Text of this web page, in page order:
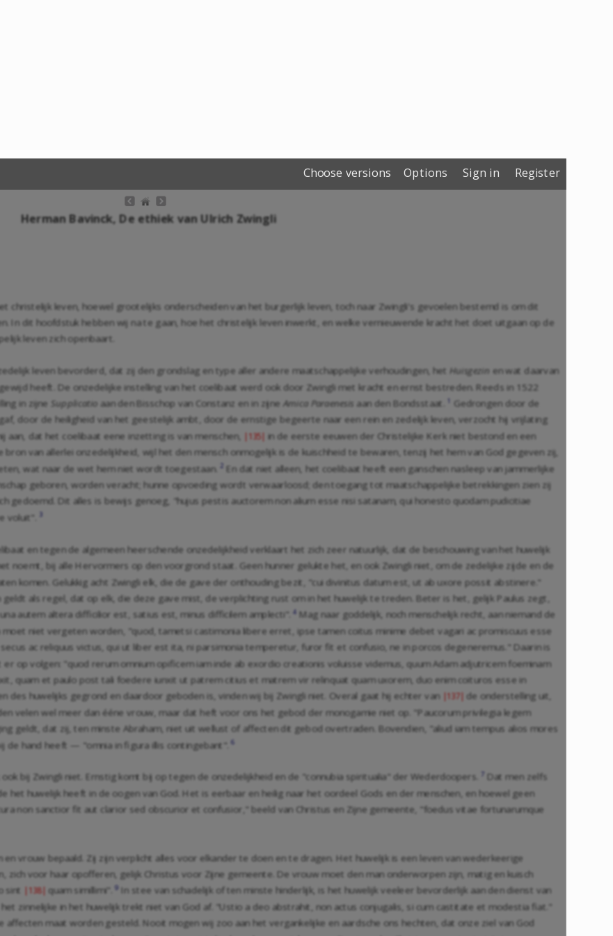
Choose versions Options Sign in Register
Herman Bavinck, De ethiek van Ulrich Zwingli
christelijk leven, hoewel grootelijks onderscheiden van het burgerlijk leven, toch naar Zwingli's gevoelen bestemd is om dit
In dit hoofdstuk hebben wij na te gaan, hoe het christelijk leven inwerkt, en welke vernieuwende kracht het doet uitgaan op de
leven zich openbaart.
leven bevorderd, dat zij den grondslag en type aller andere maatschappelijke verhoudingen, het Huisgezin en wat daarvan
heeft. De onzedelijke instelling van het coelibaat werd ook door Zwingli met kracht en ernst bestreden. Reeds in 1522
in zijne Supplicatio aan den Bisschop van Constanz en in zijne Amica Paraenesis aan den Bondsstaat. 1 Gedrongen door de
door de heiligheid van het geestelijk ambt, door de ernstige begeerte naar een rein en zedelijk leven, verzocht hij vrijlating
dat het coelibaat eene inzetting is van menschen,
|135| in de eerste eeuwen der Christelijke Kerk niet bestond en een
van allerlei onzedelijkheid, wijl het den mensch onmogelijk is de kuischheid te bewaren, tenzij het hem van God gegeven zij,
wat naar de wet hem niet wordt toegestaan.
En dat niet alleen, het coelibaat heeft een ganschen nasleep van jammerlijke
geboren, worden veracht; hunne opvoeding wordt verwaarloosd; den toegang tot maatschappelijke betrekkingen zien zij
gedoemd. Dit alles is bewijs genoeg, "hujus pestis auctorem non alium esse nisi satanam, qui honesto quodam pudicitiae
voluit".
en tegen de algemeen heerschende onzedelijkheid verklaart het zich zeer natuurlijk, dat de beschouwing van het huwelijk
noemt, bij alle Hervormers op den voorgrond staat. Geen hunner gelukte het, en ook Zwingli niet, om de zedelijke zijde en de
komen. Gelukkig acht Zwingli elk, die de gave der onthouding bezit, "cui divinitus datum est, ut ab uxore possit abstinere."
als regel, dat op elk, die deze gave mist, de verplichting rust om in het huwelijk te treden. Beter is het, gelijk Paulus zegt,
autem altera difficilior est, satius est, minus difficilem amplecti".4 Mag naar goddelijk, noch menschelijk recht, aan niemand de
niet vergeten worden, "quod, tametsi castimonia libere erret, ipse tamen coitus minime debet vagari ac promiscuus esse
ac reliquus victus, qui ut liber est ita, ni parsimonia temperetur, furor fit et confusio, ne in porcos degeneremus." Daarin is
op volgen: "quod rerum omnium opificem iam inde ab exordio creationis voluisse videmus, quum Adam adjutricem foeminam
quam et paulo post tali foedere iunxit ut patrem citius et matrem vir relinquat quam uxorem, duo enim coituros esse in
des huwelijks gegrond en daardoor geboden is, vinden wij bij Zwingli niet. Overal gaat hij echter van |137| de onderstelling uit,
velen wel meer dan ééne vrouw, maar dat heft voor ons het gebod der monogamie niet op. "Paucorum privilegia legem
geldt, dat zij, ten minste Abraham, niet uit wellust of affecten dit gebod overtraden. Bovendien, "aliud iam tempus alios mores
de hand heeft — "omnia in figura illis contingebant".6
bij Zwingli niet. Ernstig komt bij op tegen de onzedelijkheid en de "connubia spiritualia" der Wederdoopers.
Dat men zelfs
huwelijk heeft in de oogen van God. Het is eerbaar en heilig naar het oordeel Gods en der menschen, en hoewel geen
non sanctior fit aut clarior sed obscurior et confusior," beeld van Christus en Zijne gemeente, "foedus vitae fortunarumque
vrouw bepaald. Zij zijn verplicht alles voor elkander te doen en te dragen. Het huwelijk is een leven van wederkeerige
voor haar opofferen, gelijk Christus voor Zijne gemeente. De vrouw moet den man onderworpen zijn, matig en kuisch
sint
|138| quam simillimi". 9 In stee van schadelijk of ten minste hinderlijk, is het huwelijk veeleer bevorderlijk aan den dienst van
zinnelijke in het huwelijk trekt niet van God af. "Ustio a deo abstrahit, non actus conjugalis, si cum castitate et modestia fiat."
affecten maat worden gesteld. Nooit mogen wij zoo aan het vergankelijke en aardsche ons hechten, dat onze ziel van God